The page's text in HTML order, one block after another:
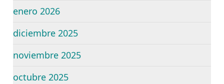
enero 2026
diciembre 2025
noviembre 2025
octubre 2025